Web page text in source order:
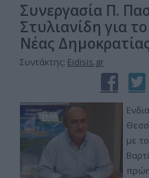
Συνεργασία Π.
Στυλιανίδη για
Νέας
Συντάκτης: Eidisis.gr
με